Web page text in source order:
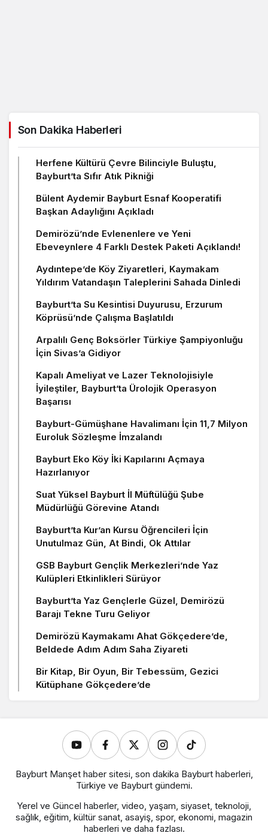
Son Dakika Haberleri
Herfene Kültürü Çevre Bilinciyle Buluştu,
Bayburt’ta Sıfır Atık Pikniği
Bülent Aydemir Bayburt Esnaf Kooperatifi
Başkan Adaylığını Açıkladı
Demirözü’nde Evlenenlere ve Yeni
Ebeveynlere 4 Farklı Destek Paketi Açıklandı!
Aydıntepe’de Köy Ziyaretleri, Kaymakam
Yıldırım Vatandaşın Taleplerini Sahada Dinledi
Bayburt’ta Su Kesintisi Duyurusu, Erzurum
Köprüsü’nde Çalışma Başlatıldı
Arpalılı Genç Boksörler Türkiye Şampiyonluğu
İçin Sivas’a Gidiyor
Kapalı Ameliyat ve Lazer Teknolojisiyle
İyileştiler, Bayburt’ta Ürolojik Operasyon
Başarısı
Bayburt-Gümüşhane Havalimanı İçin 11,7 Milyon
Euroluk Sözleşme İmzalandı
Bayburt Eko Köy İki Kapılarını Açmaya
Hazırlanıyor
Suat Yüksel Bayburt İl Müftülüğü Şube
Müdürlüğü Görevine Atandı
Bayburt’ta Kur’an Kursu Öğrencileri İçin
Unutulmaz Gün, At Bindi, Ok Attılar
GSB Bayburt Gençlik Merkezleri’nde Yaz
Kulüpleri Etkinlikleri Sürüyor
Bayburt’ta Yaz Gençlerle Güzel, Demirözü
Barajı Tekne Turu Geliyor
Demirözü Kaymakamı Ahat Gökçedere’de,
Beldede Adım Adım Saha Ziyareti
Bir Kitap, Bir Oyun, Bir Tebessüm, Gezici
Kütüphane Gökçedere’de
Bayburt Manşet haber sitesi, son dakika Bayburt haberleri,
Türkiye ve Bayburt gündemi.
Yerel ve Güncel haberler, video, yaşam, siyaset, teknoloji,
sağlık, eğitim, kültür sanat, asayiş, spor, ekonomi, magazin
haberleri ve daha fazlası.